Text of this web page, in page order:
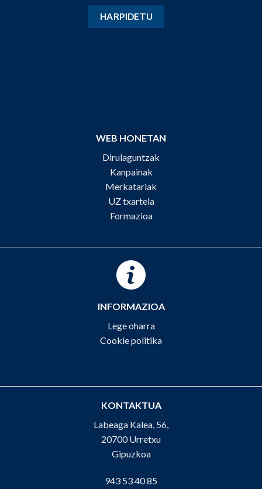
WEB HONETAN
Dirulaguntzak
Kanpainak
Merkatariak
UZ txartela
Formazioa
INFORMAZIOA
Lege oharra
Cookie politika
KONTAKTUA
Labeaga Kalea, 56,
20700 Urretxu
Gipuzkoa
943 53 40 85